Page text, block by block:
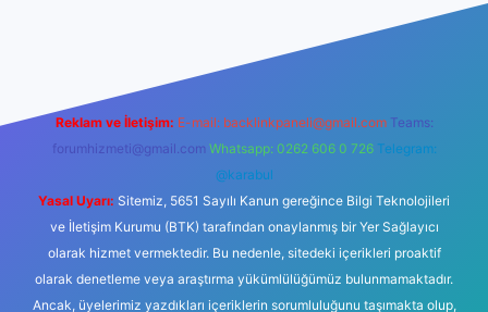
m elexbet
Reklam ve İletişim: E-mail: backlinkpaneli@gmail.com Teams:
forumhizmeti@gmail.com Whatsapp: 0262 606 0 726 Telegram:
@karabul
Yasal Uyarı: Sitemiz, 5651 Sayılı Kanun gereğince Bilgi Teknolojileri
ve İletişim Kurumu (BTK) tarafından onaylanmış bir Yer Sağlayıcı
olarak hizmet vermektedir. Bu nedenle, sitedeki içerikleri proaktif
olarak denetleme veya araştırma yükümlülüğümüz bulunmamaktadır.
Ancak, üyelerimiz yazdıkları içeriklerin sorumluluğunu taşımakta olup,